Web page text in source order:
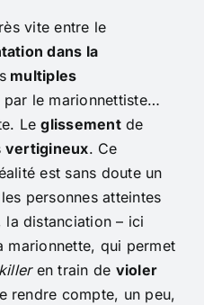
vite entre le
dans la
multiples
par le marionnettiste…
Leglissementde
vertigineux. Ce
est sans doute un
personnes atteintes
la distanciation – ici
marionnette, qui permet
en train de violer
rendre compte, un peu,